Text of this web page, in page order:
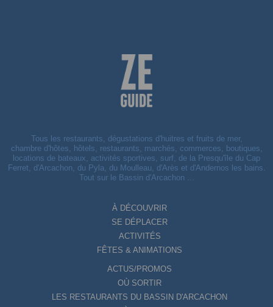
Tous les restaurants, dégustations d'huitres et fruits de mer,
chambre d'hôtes, hôtels, restaurants, marchés, commerces, boutiques,
locations de bateaux, activités sportives, surf, de la Presqu'île du Cap
Ferret, d'Arcachon, du Pyla, du Moulleau, d'Arès et d'Andernos les bains.
Tout sur le Bassin d'Arcachon ...
À DÉCOUVRIR
SE DÉPLACER
ACTIVITÉS
FÊTES & ANIMATIONS
ACTUS/PROMOS
OÙ SORTIR
LES RESTAURANTS DU BASSIN D'ARCACHON